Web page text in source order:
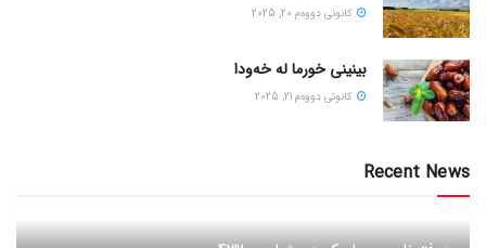
كانونی دووه‌م 20, 2025
بینینی خورما لە خەودا
كانونی دووه‌م 21, 2025
Recent News